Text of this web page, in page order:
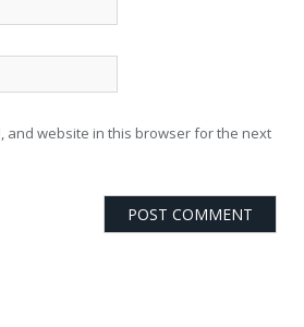
and website in this browser for the next